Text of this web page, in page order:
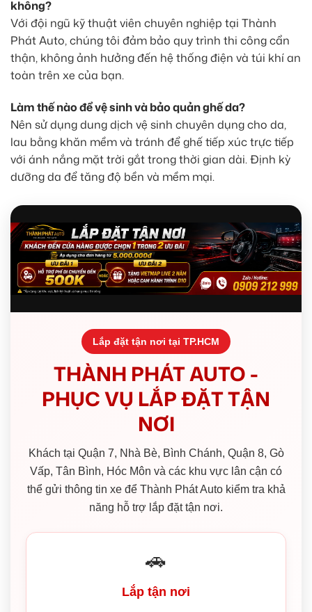
không?
Với đội ngũ kỹ thuật viên chuyên nghiệp tại Thành
Phát Auto, chúng tôi đảm bảo quy trình thi công cẩn
thận, không ảnh hưởng đến hệ thống điện và túi khí an
toàn trên xe của bạn.
Làm thế nào để vệ sinh và bảo quản ghế da?
Nên sử dụng dung dịch vệ sinh chuyên dụng cho da,
lau bằng khăn mềm và tránh để ghế tiếp xúc trực tiếp
với ánh nắng mặt trời gắt trong thời gian dài. Định kỳ
dưỡng da để tăng độ bền và mềm mại.
Lắp đặt tận nơi tại TP.HCM
THÀNH PHÁT AUTO -
PHỤC VỤ LẮP ĐẶT TẬN
NƠI
Khách tại Quận 7, Nhà Bè, Bình Chánh, Quận 8, Gò
Vấp, Tân Bình, Hóc Môn và các khu vực lân cận có
thể gửi thông tin xe để Thành Phát Auto kiểm tra khả
năng hỗ trợ lắp đặt tận nơi.
🚗
Lắp tận nơi